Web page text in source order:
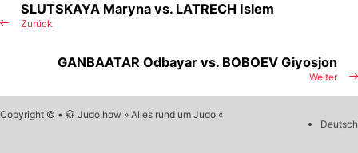
Zurück
SLUTSKAYA Maryna vs. LATRECH Islem
Weiter
GANBAATAR Odbayar vs. BOBOEV Giyosjon
Copyright © • 🥋 Judo.how » Alles rund um Judo «
Deutsch